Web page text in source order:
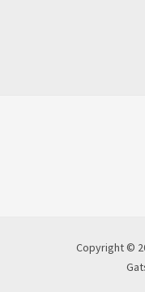
Copyright ©